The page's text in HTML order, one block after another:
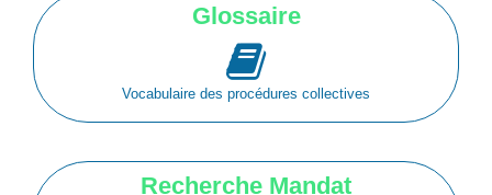
Glossaire
Vocabulaire des procédures collectives
Recherche Mandat